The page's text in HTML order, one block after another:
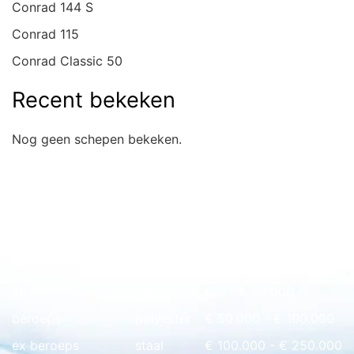
Conrad 144 S
Conrad 115
Conrad Classic 50
Recent bekeken
Nog geen schepen bekeken.
ex beroeps
€ 100.000 - € 250.000